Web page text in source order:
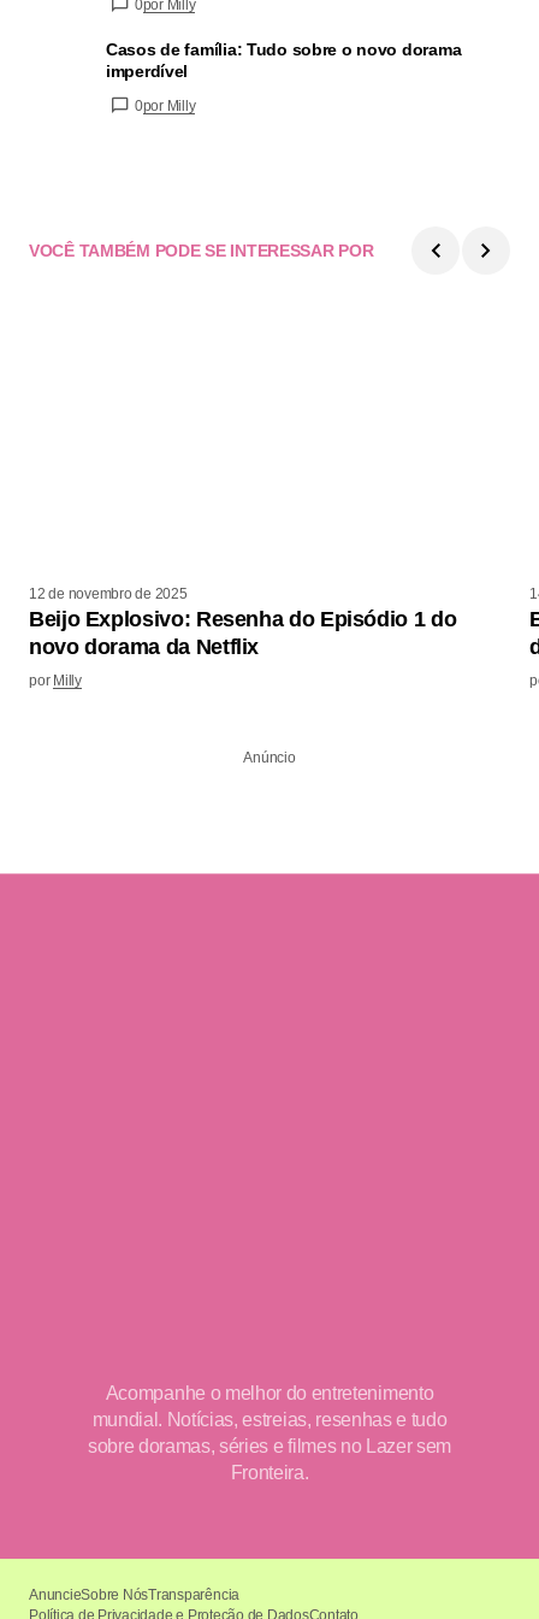
0por Milly
Casos de família: Tudo sobre o novo dorama
imperdível
0por Milly
VOCÊ TAMBÉM PODE SE INTERESSAR POR
12 de novembro de 2025
Beijo Explosivo: Resenha do Episódio 1 do
novo dorama da Netflix
por Milly
Anúncio
Acompanhe o melhor do entretenimento
mundial. Notícias, estreias, resenhas e tudo
sobre doramas, séries e filmes no Lazer sem
Fronteira.
AnuncieSobre NósTransparência
Política de Privacidade e Proteção de DadosContato